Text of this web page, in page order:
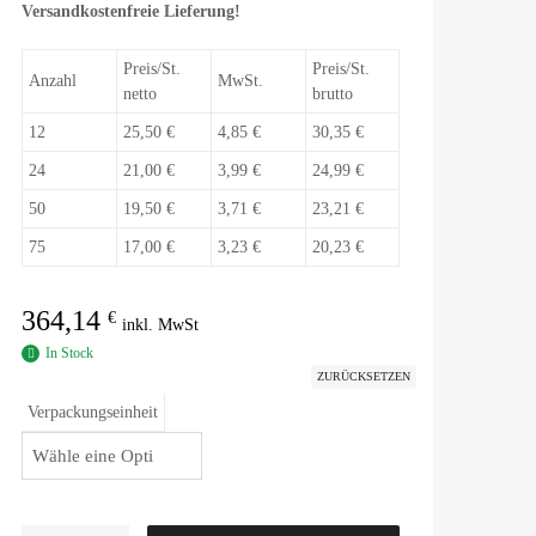
Versandkostenfreie Lieferung!
Anzahl
Preis/St.
netto
MwSt.
Preis/St.
brutto
12 25,50 € 4,85 € 30,35 €
24 21,00 € 3,99 € 24,99 €
50 19,50 € 3,71 € 23,21 €
75 17,00 € 3,23 € 20,23 €
364,14 €
In Stock
Verpackungseinheit
ZURÜCKSETZEN